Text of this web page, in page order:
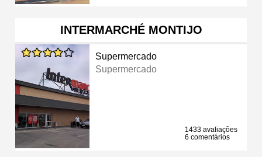
INTERMARCHÉ MONTIJO
Supermercado
Supermercado
1433 avaliações
6 comentários